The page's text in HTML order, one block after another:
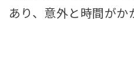
あり、意外と時間がか